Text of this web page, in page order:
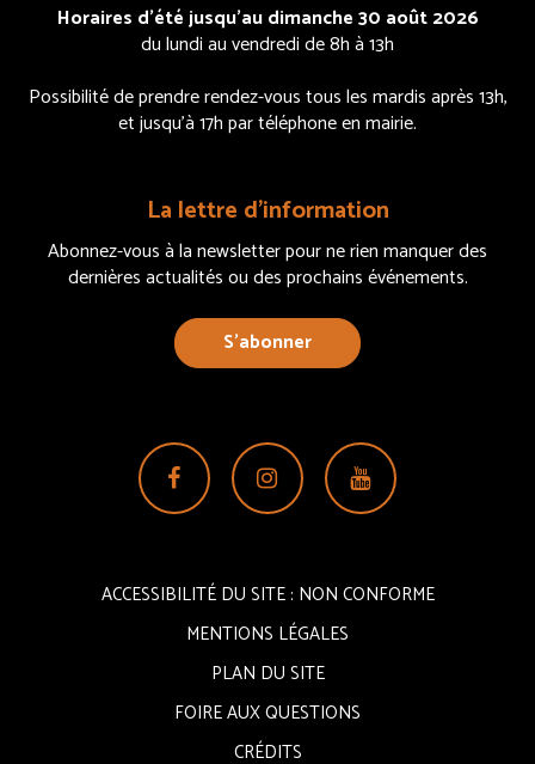
Horaires d’été jusqu’au dimanche 30 août 2026
du lundi au vendredi de 8h à 13h
Possibilité de prendre rendez-vous tous les mardis après 13h,
et jusqu’à 17h par téléphone en mairie.
La lettre d’information
Abonnez-vous à la newsletter pour ne rien manquer des
dernières actualités ou des prochains événements.
S’abonner
Lien
vers
compte
Facebook
Lien
vers
compte
Instagram
Lien
vers
chaîne
ACCESSIBILITÉ DU SITE : NON CONFORME
MENTIONS LÉGALES
PLAN DU SITE
FOIRE AUX QUESTIONS
CRÉDITS